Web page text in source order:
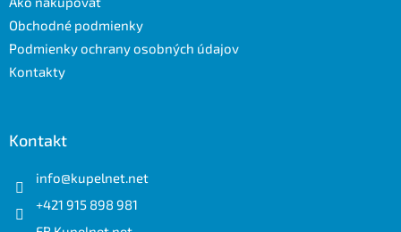
Obchodné podmienky
Podmienky ochrany osobných údajov
Kontakty
Kontakt
info@kupelnet.net
+421 915 898 981